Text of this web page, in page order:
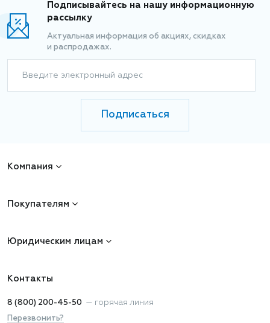
Подписывайтесь на нашу информационную
рассылку
Актуальная информация об акциях, скидках
и распродажах.
Введите электронный адрес
Подписаться
Компания
Покупателям
Юридическим лицам
Контакты
8 (800) 200-45-50 — горячая линия
Перезвонить?